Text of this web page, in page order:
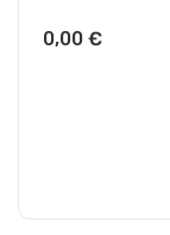
0,00 €